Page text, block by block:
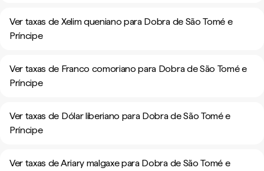
Ver taxas de Xelim queniano para Dobra de São Tomé e
Príncipe
Ver taxas de Franco comoriano para Dobra de São Tomé e
Príncipe
Ver taxas de Dólar liberiano para Dobra de São Tomé e
Príncipe
Ver taxas de Ariary malgaxe para Dobra de São Tomé e